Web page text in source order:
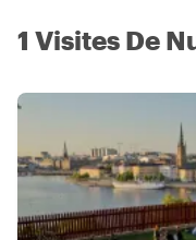
1 Visites De